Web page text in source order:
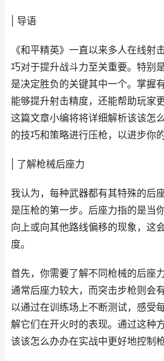
| 导语
《和平精英》一直以来多人在线射
巧对于提升战斗力至关重要。特别
是决定胜负的关键其中一个。掌握
能够提升射击精度，还能帮助玩家
这篇文章小编将将详细解析该该怎
的技巧和策略进行压枪，以进步你
| 了解枪械后座力
我认为，每种武器都有其特殊的后
是压枪的第一步。后座力指的是当
向上或向其他路线偏移的现象，这
度。
首先，你需要了解不同枪械的后座
通常后座力较大，而突击步枪则会
以通过在训练场上不断测试，感受
解它们在开火时的表现。通过这种
该该怎么办办在实战中更好地控制枪